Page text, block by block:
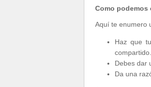
Como podemos
Aquí te enumero
Haz que
compartido.
Debes dar
Da una